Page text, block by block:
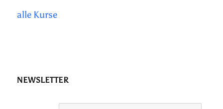
alle Kurse
NEWSLETTER